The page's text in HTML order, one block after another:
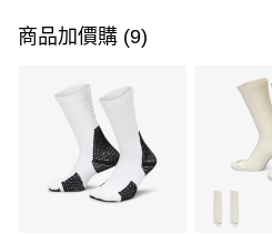
信用卡一次付款
3 期 0 利率 每期
合作金庫商業銀行
華南商業銀行
上海商業儲蓄銀行
Apple Pay
商品加價購 (9)